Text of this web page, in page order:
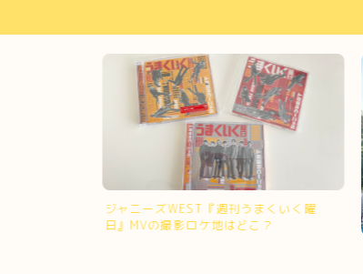
ジャニーズWEST『週刊うまくいく曜
日』MVの撮影ロケ地はどこ？